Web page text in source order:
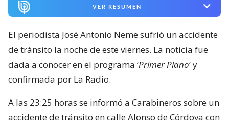
VER RESUMEN
El periodista José Antonio Neme sufrió un accidente
de tránsito la noche de este viernes. La noticia fue
dada a conocer en el programa ‘Primer Plano‘ y
confirmada por La Radio.
A las 23:25 horas se informó a Carabineros sobre un
accidente de tránsito en calle Alonso de Córdova con